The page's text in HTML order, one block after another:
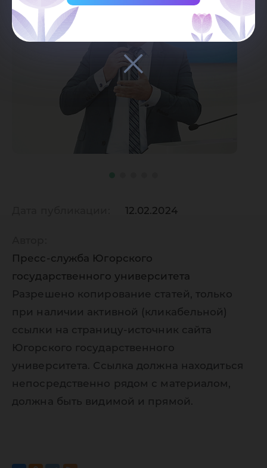
12.02.2024
Пресс-служба Югорского
государственного университета
Разрешено копирование статей, только
при наличии активной (кликабельной)
ссылки на страницу-источник сайта
Югорского государственного
университета. Ссылка должна находиться
непосредственно рядом с материалом,
должна быть видимой и прямой.